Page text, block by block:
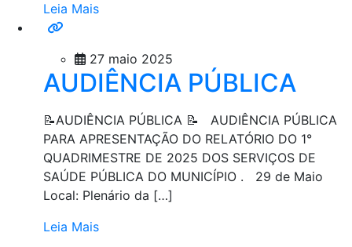
Leia Mais
27 maio 2025
AUDIÊNCIA PÚBLICA
📝AUDIÊNCIA PÚBLICA 📝 AUDIÊNCIA PÚBLICA
PARA APRESENTAÇÃO DO RELATÓRIO DO 1°
QUADRIMESTRE DE 2025 DOS SERVIÇOS DE
SAÚDE PÚBLICA DO MUNICÍPIO . 29 de Maio
Local: Plenário da […]
Leia Mais